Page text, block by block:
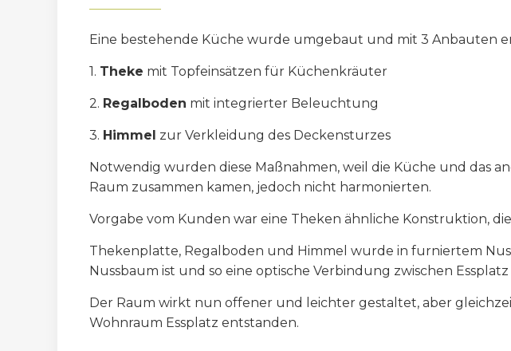
Eine bestehende Küche wurde umgebaut und mit 3 Anbauten
1. Theke mit Topfeinsätzen für Küchenkräuter
2. Regalboden mit integrierter Beleuchtung
3. Himmel zur Verkleidung des Deckensturzes
Notwendig wurden diese Maßnahmen, weil die Küche und das
Raum zusammen kamen, jedoch nicht harmonierten.
Vorgabe vom Kunden war eine Theken ähnliche Konstruktion,
Thekenplatte, Regalboden und Himmel wurde in furniertem
Nussbaum ist und so eine optische Verbindung zwischen
Der Raum wirkt nun offener und leichter gestaltet, aber
Wohnraum Essplatz entstanden.